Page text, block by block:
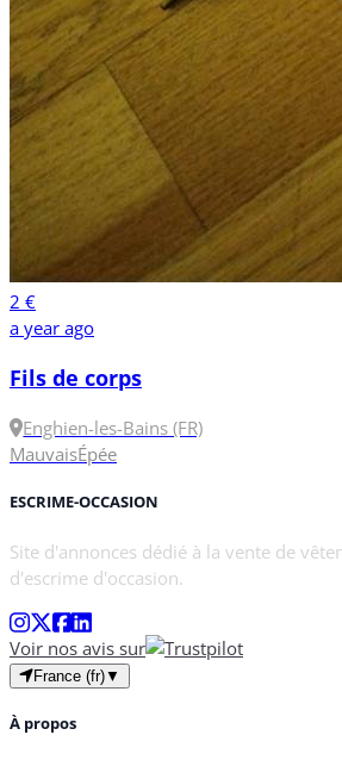
2 €
a year ago
Fils de corps
Enghien-les-Bains (FR)
MauvaisÉpée
ESCRIME-OCCASION
Site d'annonces dédié à la vente de
d'escrime d'occasion.
Voir nos avis sur
France (fr)▼
À propos